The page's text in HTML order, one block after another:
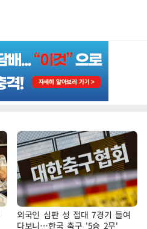
외국인 심판 성 접대 7경기 들여
다보니…한국 축구 '5승 2무'